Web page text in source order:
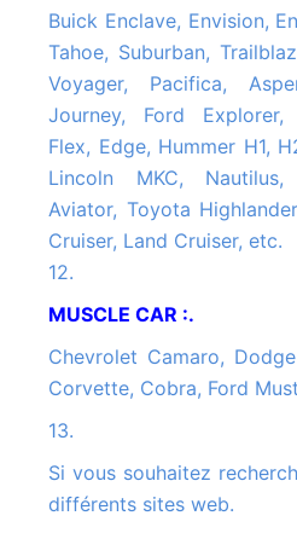
Buick Enclave, Envision, Encore, Chevrolet Trax,
Tahoe, Suburban,
Voyager, Pacifica,
Journey, Ford Explorer,
Flex, Edge, Hummer H1,
Lincoln MKC, Nautilus,
Aviator, Toyota
Cruiser, Land Cruiser, etc.
12.
MUSCLE CAR :.
Chevrolet Camaro, Dodge Challenger, Charger,
Corvette, Cobra, Ford
13.
Si vous souhaitez rechercher votre voiture voici
différents sites web.